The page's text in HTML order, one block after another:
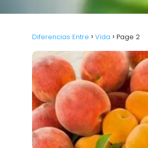
Diferencias Entre Vida Page 2